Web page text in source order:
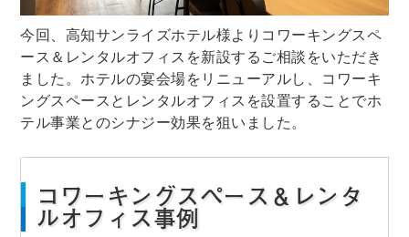
今回、高知サンライズホテル様よりコワーキングスペ
ース＆レンタルオフィスを新設するご相談をいただき
ました。ホテルの宴会場をリニューアルし、コワーキ
ングスペースとレンタルオフィスを設置することでホ
テル事業とのシナジー効果を狙いました。
コワーキングスペース＆レンタ
ルオフィス事例